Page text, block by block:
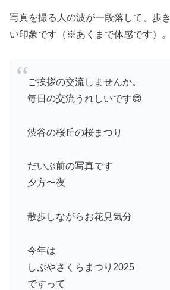
写真を撮る人の波が一段落して、歩
い印象です（※あくまで体感です）。
ご挨拶の交流しませんか。
毎日の交流うれしいです😊
渋谷の桜丘の桜まつり
だいぶ前の写真です
夕方〜夜
散歩しながらお花見気分
今年は
しぶやさくらまつり2025
ですって